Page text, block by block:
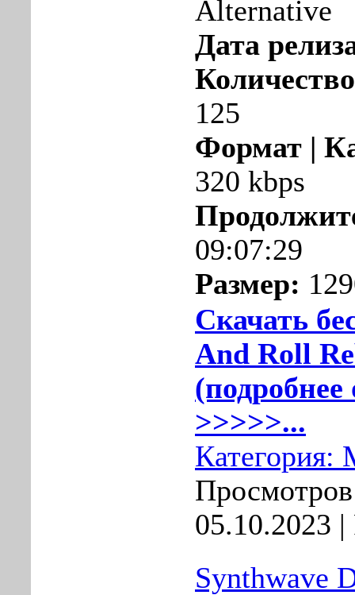
Alternative
Дата
125
Формат |
320 kbps
09:07:29
Размер:
Скачать
And Roll
(подробнее
>>>>>...
Категория:
05.10.2023 |
Synthwave